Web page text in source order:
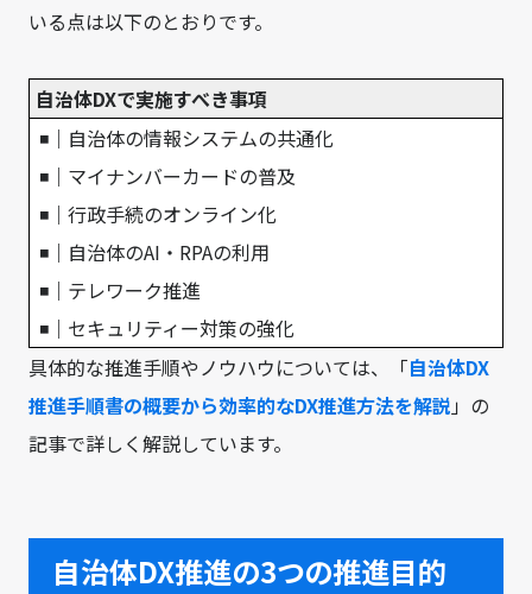
いる点は以下のとおりです。
自治体DXで実施すべき事項
◾｜自治体の情報システムの共通化
◾｜マイナンバーカードの普及
◾｜行政手続のオンライン化
◾｜自治体のAI・RPAの利用
◾｜テレワーク推進
◾｜セキュリティー対策の強化
具体的な推進手順やノウハウについては、「自治体DX
推進手順書の概要から効率的なDX推進方法を解説」の
記事で詳しく解説しています。
自治体DX推進の3つの推進目的